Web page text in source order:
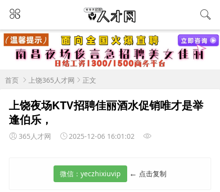
首页 上饶365人才网 正文
上饶夜场KTV招聘佳丽酒水促销唯才是举
逢伯乐，
365人才网 2025-12-06 16:01:02
← 点击复制